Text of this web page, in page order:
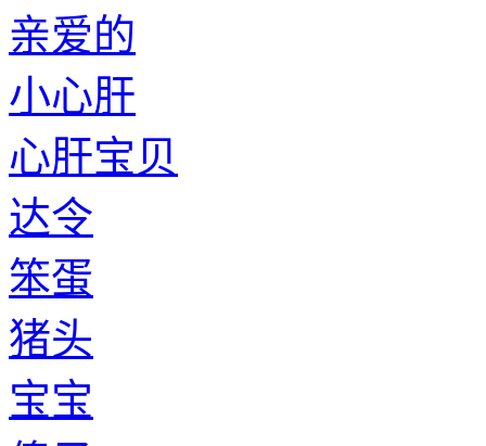
亲爱的
小心肝
心肝宝贝
达令
笨蛋
猪头
宝宝